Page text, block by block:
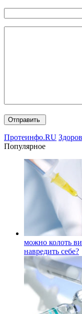
Протеинфо.RU
Популярное
можно колоть
навредить себе?